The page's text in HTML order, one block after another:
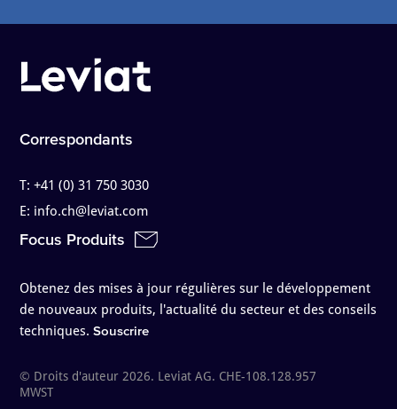
Correspondants
T:+41 (0) 31 750 3030
E: info.ch@leviat.com
Focus Produits
Obtenez des mises à jour régulières sur le développement
de nouveaux produits, l'actualité du secteur et des conseils
techniques. Souscrire
© Droits d'auteur 2026. Leviat AG. CHE-108.128.957
MWST